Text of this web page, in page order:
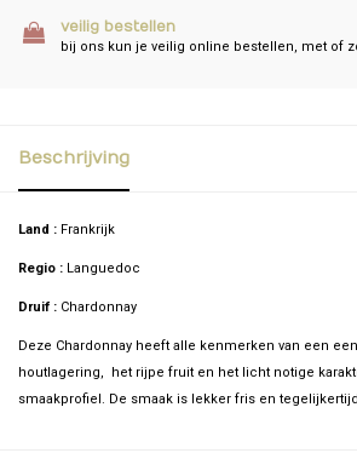
veilig bestellen
bij ons kun je veilig online bestellen, met of
Beschrijving
Land : Frankrijk
Regio : Languedoc
Druif : Chardonnay
Deze Chardonnay heeft alle kenmerken van een
houtlagering, het rijpe fruit en het licht notige
smaakprofiel. De smaak is lekker fris en